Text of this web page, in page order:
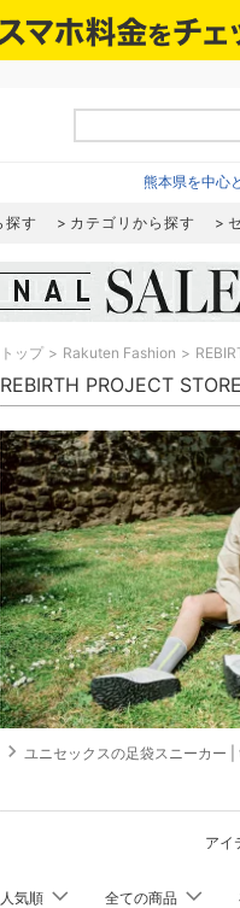
熊本県を中心
探す カテゴリから探す
トップ Rakuten Fashion
REBIRTH PROJECT
navigate_next ユニセックスの足袋スニーカー | tabito ×
アイ
人気順 全ての商品